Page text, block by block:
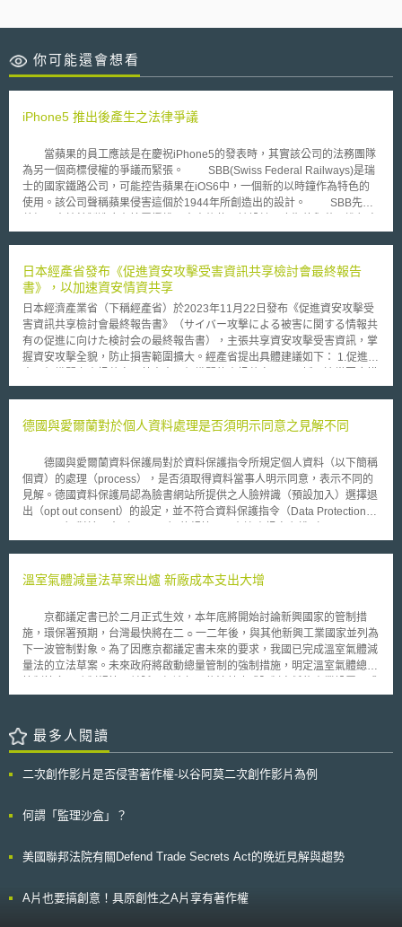
你可能還會想看
iPhone5 推出後產生之法律爭議
當蘋果的員工應該是在慶祝iPhone5的發表時，其實該公司的法務團隊
為另一個商標侵權的爭議而緊張。 SBB(Swiss Federal Railways)是瑞
士的國家鐵路公司，可能控告蘋果在iOS6中，一個新的以時鐘作為特色的
使用。該公司聲稱蘋果侵害這個於1944年所創造出的設計。 SBB先前
討，以盡快解決此一爭議問題。SBB發言人表示：「金錢並非是最優先考量
之間可以有合作關係，將會是雙贏的局面。」 而蘋果的發言人回應：
「此一有爭議的設計僅出現在iPad没有在iPhone」，並無其他評論。
這似乎是第一個商標爭議，蘋果可以快速且溫和地解決；因為蘋果與
Samsung及其他科技大廠在全世界的爭議似乎是永無止境，在中國就得面
對不少的法律問題。 的確，再幾周後SBB與蘋果已達成協議，SBB車
站時鐘的設計可使用於蘋果的某些產品設備，如：iPad、iPhone，雙方已
經過討論並在授權同意書中達成協議，該協議已同意一定金額的授權金，而
日本經產省發布《促進資安攻擊受害資訊共享檢討會最終報告
書》，以加速資安情資共享
日本經濟產業省（下稱經產省）於2023年11月22日發布《促進資安攻擊受
害資訊共享檢討會最終報告書》（サイバー攻撃による被害に関する情報共
有の促進に向けた検討会の最終報告書），主張共享資安攻擊受害資訊，掌
握資安攻擊全貌，防止損害範圍擴大。經產省提出具體建議如下： 1.促進各
施，避免損害持續擴大，並降低受害成本。所謂專門組織包含資安廠商、資
成立從事資安事件諮詢與分析之非營利組織，例如：一般社團法人日本電腦
ター），以及一般財團法人日本網路犯罪對策中心（一般財団法人日本サイ
バー犯罪対策センター）等。 2.共享無從識別受害組織之資訊：為加快資訊
共享，經產省建議將資料去識別化至無從識別受害組織之程度，即可不經受
害組織同意而共享資訊。 3.提出《攻擊技術資訊處理與活用指引草案》（攻
撃技術情報の取扱い・活用手引き（案））：為提升專門組織共享資訊成
享攻擊技術資訊之具體策略。 4.於保密協議中加入免責條款：經產省建議於
織具有利用或揭露攻擊技術資訊裁量權，對於利用或揭露資訊，致生受害組
共享。
德國與愛爾蘭對於個人資料處理是否須明示同意之見解不同
德國與愛爾蘭資料保護局對於資料保護指令所規定個人資料（以下簡稱
個資）的處理（process），是否須取得資料當事人明示同意，表示不同的
見解。德國資料保護局認為臉書網站所提供之人臉辨識（預設加入）選擇退
出（opt out consent）的設定，並不符合資料保護指令（Data Protection
determination）；然而，愛爾蘭資料保護局則認為選擇退出的機制並未牴
預設同意蒐集、使用與揭露，再讓資料當事人可選擇取消預設的作法，其實
人資料處理之法律依據時，必須取得資料當事人對其個資處理
（processing）之明示同意（explicit consent）。對於部長理事會
（Council of Ministers）認同倘資料當事人未表達歧見（unambiguous），
則企業或組織即可處理其個人資料的見解，Caspar教授亦無法予以苟同。
他認為部長理事會的建議，不但與目前正在修訂的歐盟資料保護規則草案不
其他因素，特別文化和社會整體，的影響，上述德國和愛爾蘭資料保護局之
意見分歧即為最好案例。 對於同意（consent）的落實是否總是須由資
料當事人之明示同意，為近來資料保護規則草案（The Proposed EU
企業來說，仍需要正視即將實施的規則有解釋不一致的情況，這也是目前討
溫室氣體減量法草案出爐 新廠成本支出大增
京都議定書已於二月正式生效，本年底將開始討論新興國家的管制措
施，環保署預期，台灣最快將在二 ○ 一二年後，與其他新興工業國家並列為
下一波管制對象。為了因應京都議定書未來的要求，我國已完成溫室氣體減
量法的立法草案。未來政府將啟動總量管制的強制措施，明定溫室氣體總量
限制高碳類燃料輸入。惟未來新設工廠排放量必須列為企業總量管制的應削
出大增，企業界認為影響投資意願而反彈聲浪甚大。 根據這項法案，
一定規模以上的溫室氣體排放源，應採用最佳防制設施，新增溫室氣體排放
諾事項。也就是說，石化、鋼鐵等高耗能產業新設廠房、生產線時，依法必
內進行削減。 惟這項規定，產業界認為向市場或向能源服務公司購買
時考慮明定以「基限年」作為新設工廠是否須先在企業總量管制內削減，而
國溫室氣體應削減量時，啟動總量管制措施，企業必須依法削減既存的排放
最多人閱讀
二次創作影片是否侵害著作權-以谷阿莫二次創作影片為例
何謂「監理沙盒」？
美國聯邦法院有關Defend Trade Secrets Act的晚近見解與趨勢
A片也要搞創意！具原創性之A片享有著作權